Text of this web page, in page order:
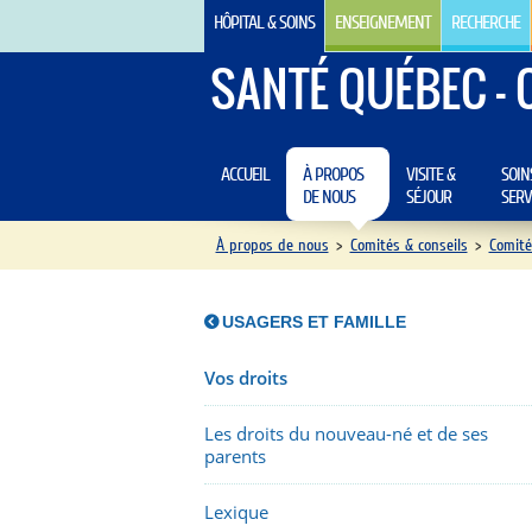
HÔPITAL & SOINS ENSEIGNEMENT RECHERCHE
SANTÉ QUÉBEC
ACCUEIL
À PROPOS
DE NOUS
VISITE &
SÉJOUR
À propos de nous > Comités & conseils >
USAGERS ET FAMILLE
Vos droits
Les droits du nouveau-né et de ses
parents
Lexique